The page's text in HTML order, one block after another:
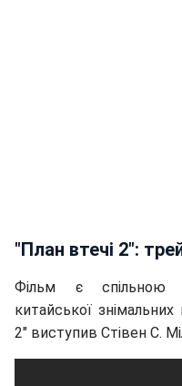
"План втечі 2":
Фільм є спільною
китайської
2" виступив Стівен С.